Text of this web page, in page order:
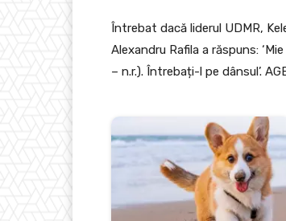
Întrebat dacă liderul UDMR,
Alexandru Rafila a răspuns:
– n.r.). Întrebați-l pe dânsul’.